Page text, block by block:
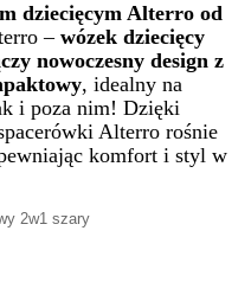
dziecięcym Alterro od
– wózek dziecięcy
nowoczesny design z
, idealny na
i poza nim! Dzięki
Alterro rośnie
komfort i styl w